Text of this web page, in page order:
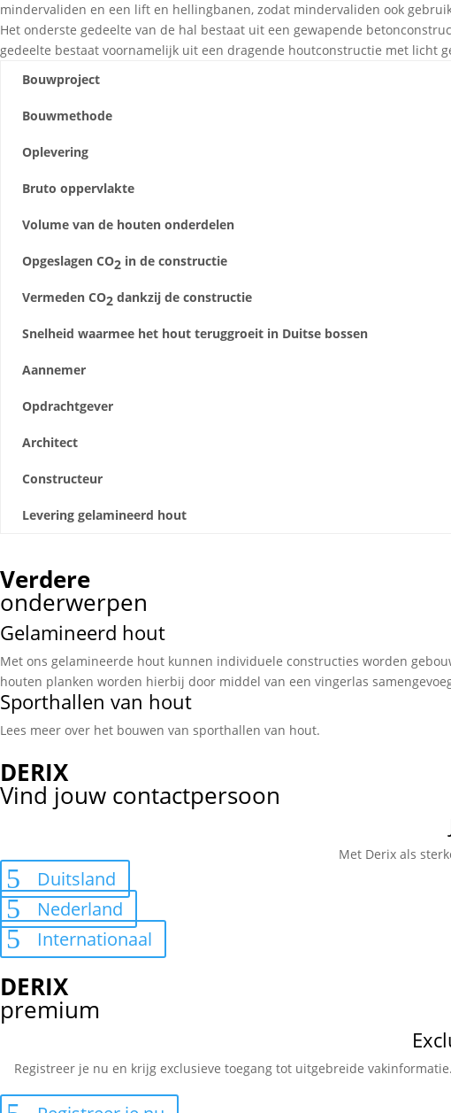
mindervaliden en een lift en hellingbanen, zodat mindervaliden ook
Het onderste gedeelte van de hal bestaat uit een gewapende
gedeelte bestaat voornamelijk uit een dragende houtconstructie met licht
Bouwproject
Bouwmethode
Oplevering
Bruto oppervlakte
Volume van de houten onderdelen
Opgeslagen CO2 in de constructie
Vermeden CO2 dankzij de constructie
Snelheid waarmee het hout teruggroeit in Duitse bossen
Aannemer
Opdrachtgever
Architect
Constructeur
Levering gelamineerd hout
Verdere
onderwerpen
Gelamineerd hout
Met ons gelamineerde hout kunnen individuele constructies worden
houten planken worden hierbij door middel van een vingerlas
Sporthallen van hout
Lees meer over het bouwen van sporthallen van hout.
DERIX
Vind jouw contactpersoon
Met Derix als
Duitsland
Nederland
Internationaal
DERIX
premium
Registreer je nu en krijg exclusieve toegang tot uitgebreide